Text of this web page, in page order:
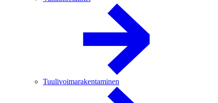
Tuulivoimarakentaminen